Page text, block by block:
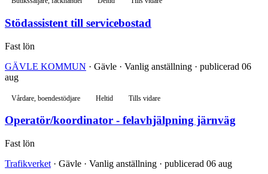
Stödassistent till servicebostad
Fast lön
GÄVLE KOMMUN · Gävle · Vanlig anställning · publicerad 06
aug
Vårdare, boendestödjare Heltid Tills vidare
Operatör/koordinator - felavhjälpning järnväg
Fast lön
Trafikverket · Gävle · Vanlig anställning · publicerad 06 aug